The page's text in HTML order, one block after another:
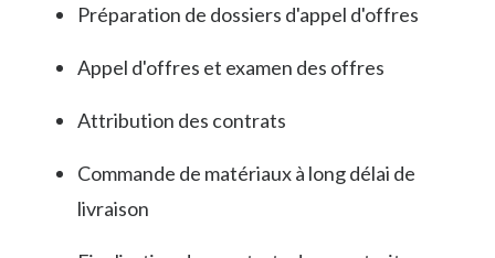
Préparation de dossiers d'appel d'offres
Appel d'offres et examen des offres
Attribution des contrats
Commande de matériaux à long délai de
livraison